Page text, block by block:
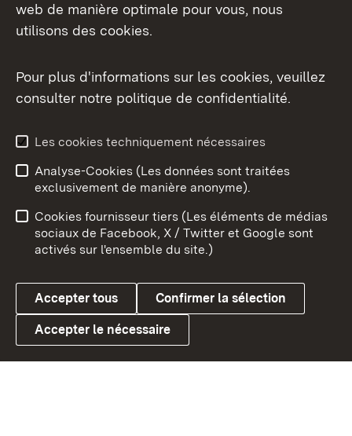
Aperçu des thèmes
Link zum Landesportal
Conseils d'utilisation
Confidentialité
Cookies
web de manière optimale pour vous, nous
utilisons des cookies.
Pour plus d'informations sur les cookies, veuillez
consulter notre politique de confidentialité.
Les cookies techniquement nécessaires
Analyse-Cookies (Les données sont traitées
exclusivement de manière anonyme).
Cookies fournisseur tiers (Les éléments de médias
sociaux de Facebook, X / Twitter et Google sont
activés sur l'ensemble du site.)
Accepter tous Confirmer la sélection
Accepter le nécessaire